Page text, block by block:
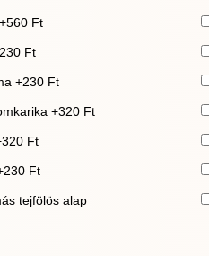
Ft
Ft
+230 Ft
+320 Ft
Ft
Ft
tejfölös alap